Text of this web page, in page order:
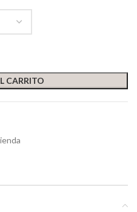
CARRITO